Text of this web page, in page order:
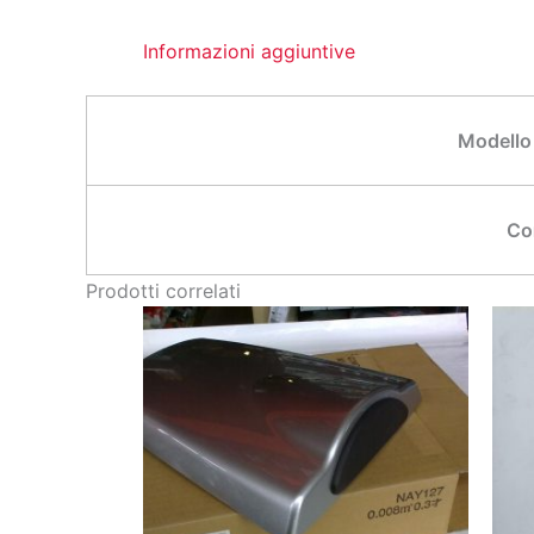
Informazioni aggiuntive
Prodotti correlati